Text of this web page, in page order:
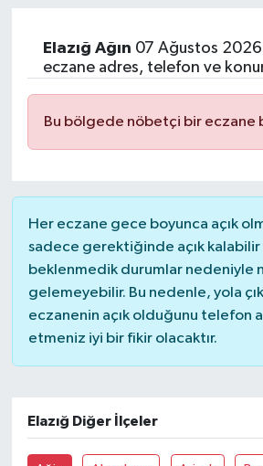
Elazığ Ağın 07 Ağustos
eczane adres, telefon ve
Bu bölgede nöbetçi bir eczane
Her eczane gece boyunca açık
sadece gerektiğinde açık kalabilir
beklenmedik durumlar nedeniyle
gelemeyebilir. Bu nedenle, yola
eczanenin açık olduğunu telefon
etmeniz iyi bir fikir olacaktır.
Elazığ Diğer İlçeler